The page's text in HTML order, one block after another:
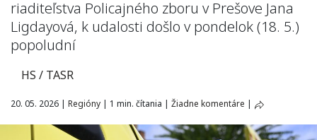
riaditeľstva Policajného zboru v Prešove Jana
Ligdayová, k udalosti došlo v pondelok (18. 5.)
popoludní
HS / TASR
20. 05. 2026 | Regióny | 1 min. čítania | Žiadne komentáre |